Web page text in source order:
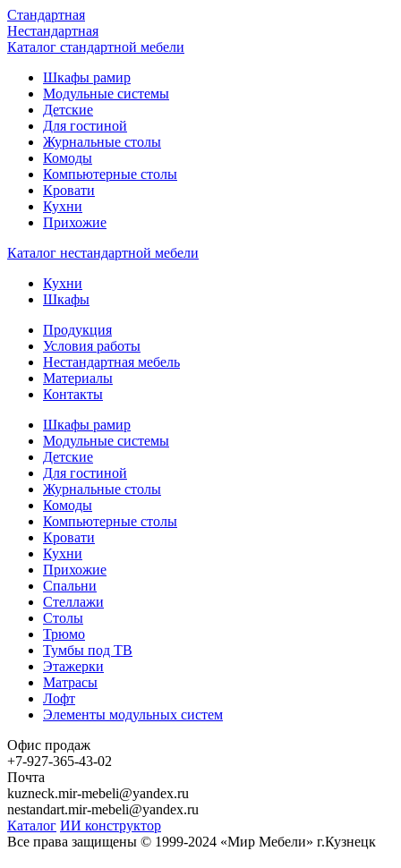
Стандартная
Нестандартная
Каталог стандартной мебели
Шкафы рамир
Модульные системы
Детские
Для гостиной
Журнальные столы
Комоды
Компьютерные столы
Кровати
Кухни
Прихожие
Каталог нестандартной мебели
Кухни
Шкафы
Продукция
Условия работы
Нестандартная мебель
Материалы
Контакты
Шкафы рамир
Модульные системы
Детские
Для гостиной
Журнальные столы
Комоды
Компьютерные столы
Кровати
Кухни
Прихожие
Спальни
Стеллажи
Столы
Трюмо
Тумбы под ТВ
Этажерки
Матрасы
Лофт
Элементы модульных систем
Офис продаж
+7-927-365-43-02
Почта
kuzneck.mir-mebeli@yandex.ru
nestandart.mir-mebeli@yandex.ru
Каталог ИИ конструктор
Все права защищены © 1999-2024 «Мир Мебели» г.Кузнецк